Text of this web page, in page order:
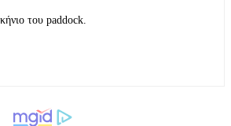
του paddock.